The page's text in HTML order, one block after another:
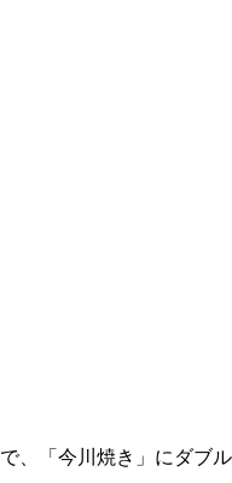
で、「今川焼き」にダブル